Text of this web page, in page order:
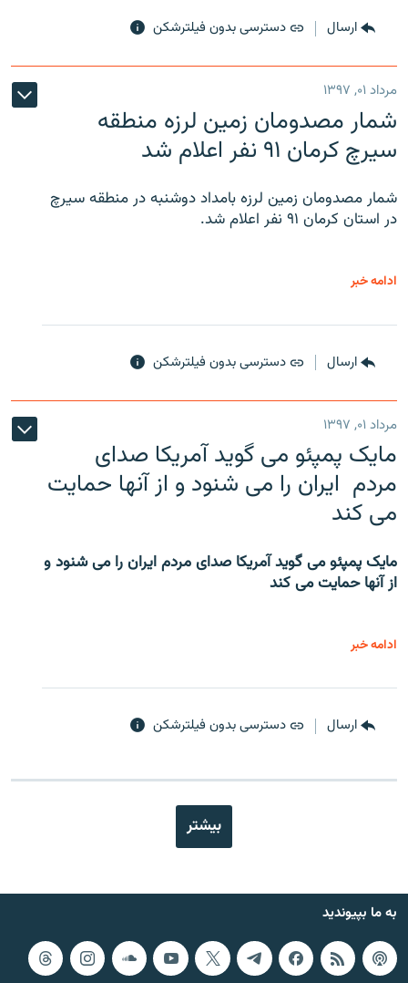
ارسال دسترسی بدون فیلترشکن
مرداد ۰۱, ۱۳۹۷
شمار مصدومان زمین لرزه منطقه
سیرچ کرمان ۹۱ نفر اعلام شد
شمار مصدومان زمین لرزه بامداد دوشنبه در منطقه سیرچ
در استان کرمان ۹۱ نفر اعلام شد.
ادامه خبر
ارسال دسترسی بدون فیلترشکن
مرداد ۰۱, ۱۳۹۷
مایک پمپئو می گوید آمریکا صدای
مردم ایران را می شنود و از آنها حمایت
می کند
مایک پمپئو می گوید آمریکا صدای مردم ایران را می شنود و
از آنها حمایت می کند
ادامه خبر
ارسال دسترسی بدون فیلترشکن
بیشتر
به ما بپیوندید